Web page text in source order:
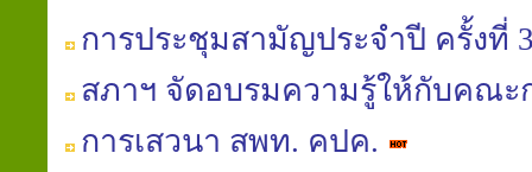
การประชุมสามัญประจำปี ครั้งที่
สภาฯ จัดอบรมความรู้ให้กับคณะ
การเสวนา สพท. คปค.